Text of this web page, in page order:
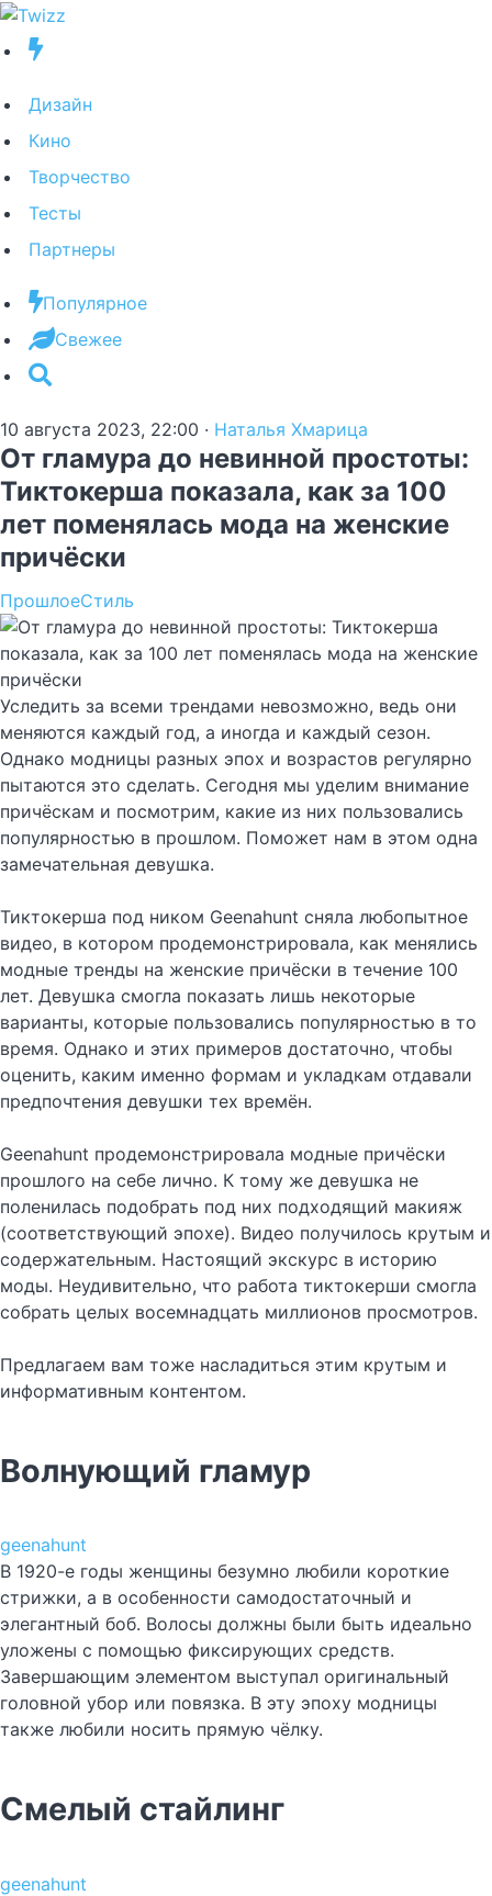
Дизайн
Кино
Творчество
Тесты
Партнеры
Популярное
Свежее
10 августа 2023, 22:00 · Наталья Хмарица
От гламура до невинной простоты:
Тиктокерша показала, как за 100
лет поменялась мода на женские
причёски
ПрошлоеСтиль
Уследить за всеми трендами невозможно, ведь они
меняются каждый год, а иногда и каждый сезон.
Однако модницы разных эпох и возрастов регулярно
пытаются это сделать. Сегодня мы уделим внимание
причёскам и посмотрим, какие из них пользовались
популярностью в прошлом. Поможет нам в этом одна
замечательная девушка.
Тиктокерша под ником Geenahunt сняла любопытное
видео, в котором продемонстрировала, как менялись
модные тренды на женские причёски в течение 100
лет. Девушка смогла показать лишь некоторые
варианты, которые пользовались популярностью в то
время. Однако и этих примеров достаточно, чтобы
оценить, каким именно формам и укладкам отдавали
предпочтения девушки тех времён.
Geenahunt продемонстрировала модные причёски
прошлого на себе лично. К тому же девушка не
поленилась подобрать под них подходящий макияж
(соответствующий эпохе). Видео получилось крутым и
содержательным. Настоящий экскурс в историю
моды. Неудивительно, что работа тиктокерши смогла
собрать целых восемнадцать миллионов просмотров.
Предлагаем вам тоже насладиться этим крутым и
информативным контентом.
Волнующий гламур
geenahunt
В 1920-е годы женщины безумно любили короткие
стрижки, а в особенности самодостаточный и
элегантный боб. Волосы должны были быть идеально
уложены с помощью фиксирующих средств.
Завершающим элементом выступал оригинальный
головной убор или повязка. В эту эпоху модницы
также любили носить прямую чёлку.
Смелый стайлинг
geenahunt